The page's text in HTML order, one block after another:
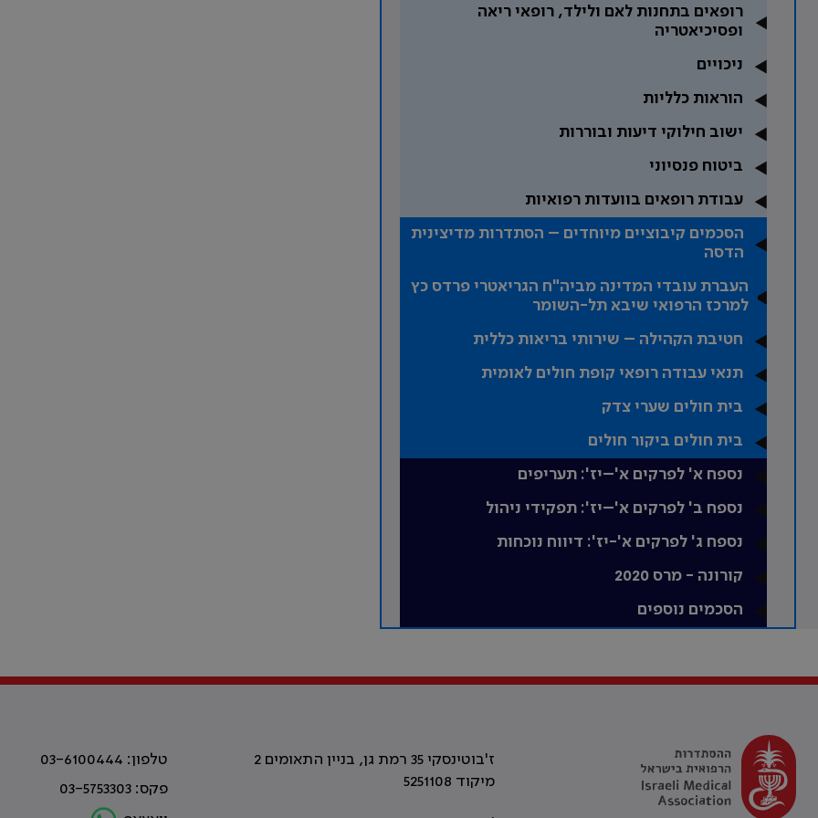
רופאים בתחנות לאם ולילד, רופאי ריאה
ופסיכיאטריה
ניכויים
הוראות כלליות
ישוב חילוקי דיעות ובוררות
ביטוח פנסיוני
עבודת רופאים בוועדות רפואיות
הסכמים קיבוציים מיוחדים – הסתדרות מדיצינית
הדסה
העברת עובדי המדינה מביה"ח הגריאטרי פרדס כץ
למרכז הרפואי שיבא תל-השומר
חטיבת הקהילה – שירותי בריאות כללית
תנאי עבודה רופאי קופת חולים לאומית
בית חולים שערי צדק
בית חולים ביקור חולים
נספח א' לפרקים א'–יז': תעריפים
נספח ב' לפרקים א'–יז': תפקידי ניהול
נספח ג' לפרקים א'-יז': דיווח נוכחות
קורונה - מרס 2020
הסכמים נוספים
ז'בוטינסקי 35 רמת גן, בניין התאומים 2
מיקוד 5251108
טלפון: 03-6100444
פקס: 03-5753303